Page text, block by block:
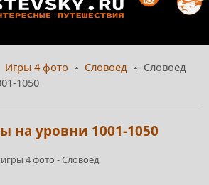
Игры 4 фото Словоед
Словоед
1050
на уровни 1001-1050
игры 4 фото -Словоед